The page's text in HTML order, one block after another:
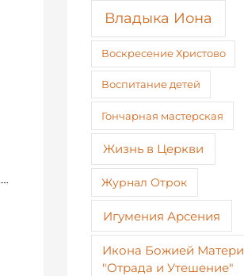
Владыка Иона
Воскресение Христово
Воспитание детей
Гончарная мастерская
Жизнь в Церкви
Журнал Отрок
Игумения Арсения
Икона Божией Матери
"Отрада и Утешение"